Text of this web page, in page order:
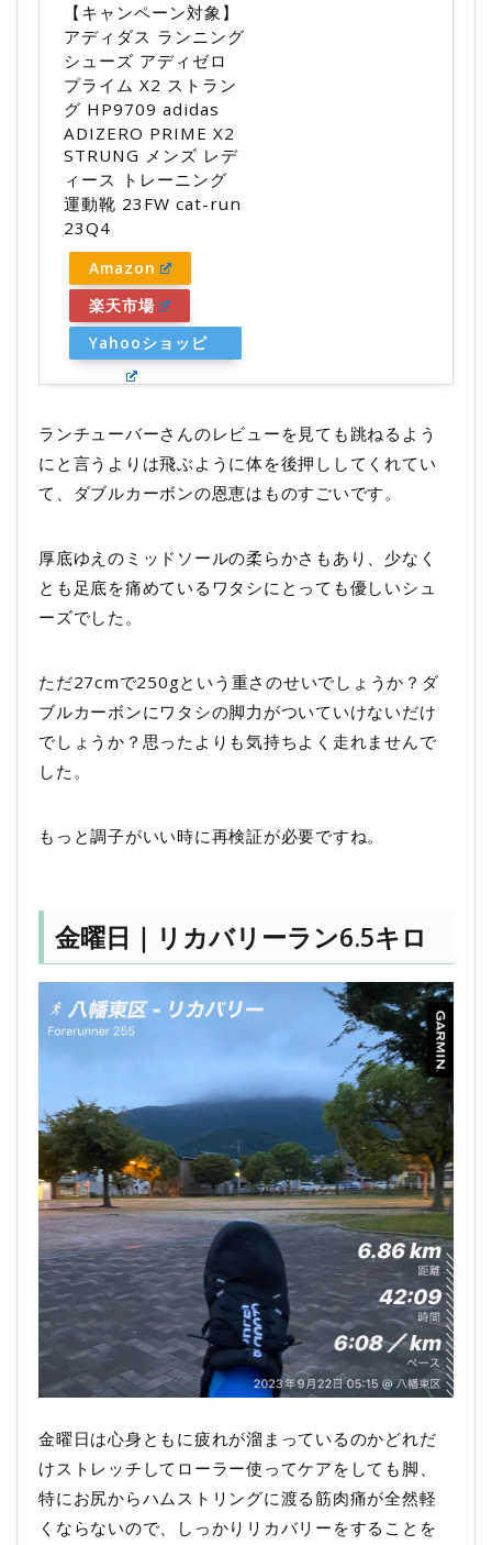
【キャンペーン対象】
アディダス ランニング
シューズ アディゼロ
プライム X2 ストラン
グ HP9709 adidas
ADIZERO PRIME X2
STRUNG メンズ レデ
ィース トレーニング
運動靴 23FW cat-run
23Q4
Amazon
楽天市場
Yahooショッピ
ランチューバーさんのレビューを見ても跳ねるよう
にと言うよりは飛ぶように体を後押ししてくれてい
て、ダブルカーボンの恩恵はものすごいです。
厚底ゆえのミッドソールの柔らかさもあり、少なく
とも足底を痛めているワタシにとっても優しいシュ
ーズでした。
ただ27cmで250gという重さのせいでしょうか？ダ
ブルカーボンにワタシの脚力がついていけないだけ
でしょうか？思ったよりも気持ちよく走れませんで
した。
もっと調子がいい時に再検証が必要ですね。
金曜日｜リカバリーラン6.5キロ
金曜日は心身ともに疲れが溜まっているのかどれだ
けストレッチしてローラー使ってケアをしても脚、
特にお尻からハムストリングに渡る筋肉痛が全然軽
くならないので、しっかりリカバリーをすることを